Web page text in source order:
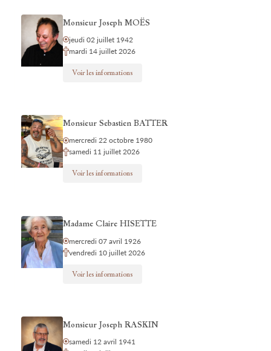
Monsieur Joseph MOËS
jeudi 02 juillet 1942
mardi 14 juillet 2026
Voir les informations
Monsieur Sebastien BATTER
mercredi 22 octobre 1980
samedi 11 juillet 2026
Voir les informations
Madame Claire HISETTE
mercredi 07 avril 1926
vendredi 10 juillet 2026
Voir les informations
Monsieur Joseph RASKIN
samedi 12 avril 1941